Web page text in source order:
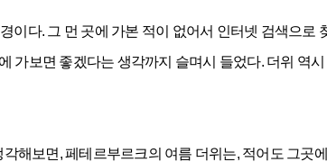
다. 그 먼 곳에 가본 적이 없어서 인터넷 검색으로
가보면 좋겠다는 생각까지 슬며시 들었다. 더위 역
해보면, 페테르부르크의 여름 더위는, 적어도 그곳